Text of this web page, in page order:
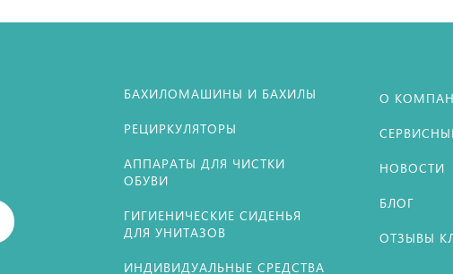
БАХИЛОМАШИНЫ И БАХИЛЫ
РЕЦИРКУЛЯТОРЫ
АППАРАТЫ ДЛЯ ЧИСТКИ
ОБУВИ
ГИГИЕНИЧЕСКИЕ СИДЕНЬЯ
ДЛЯ УНИТАЗОВ
ИНДИВИДУАЛЬНЫЕ СРЕДСТВА
О
НОВОСТИ
БЛОГ
ОТЗЫВЫ